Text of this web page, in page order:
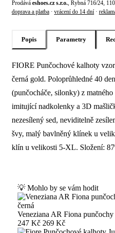
Prodává eshoes.cz s.r.o. , Rybná 716/24,
doprava a platba · vrácení do 14 dní ·
Popis Parametry
Popis produktu
FIORE Punčochové kalhoty
černá gold. Poloprůhledné 40
(punčocháče, silonky) z
imitující nadkolenky a 3D
nezesílený sed, neviditelně
švy, malý bavlněný klínek u
klín u velikosti 5-XL. Složení:
💡 Mohlo by se vám hodit
Veneziana AR Fiona
247 Kč 269 Kč